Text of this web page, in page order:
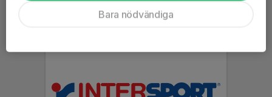
Bara nödvändiga